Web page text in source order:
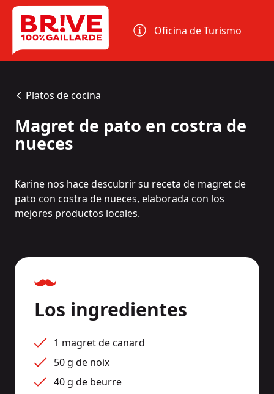
Panel de gestión de cookies
Oficina de Turismo
Platos de cocina
Magret de pato en costra de
nueces
Karine nos hace descubrir su receta de magret de
pato con costra de nueces, elaborada con los
mejores productos locales.
Los ingredientes
1 magret de canard
50 g de noix
40 g de beurre